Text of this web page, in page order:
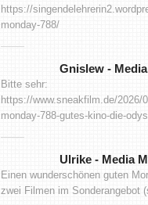
https://
monday-788/
Gnislew-
Bitte sehr:
https://www.sneakfilm.de/2026/
monday-788-gutes-kino-die-
Ulrike- Media
Einen wunderschönen guten
zwei Filmen im Sonderangebot